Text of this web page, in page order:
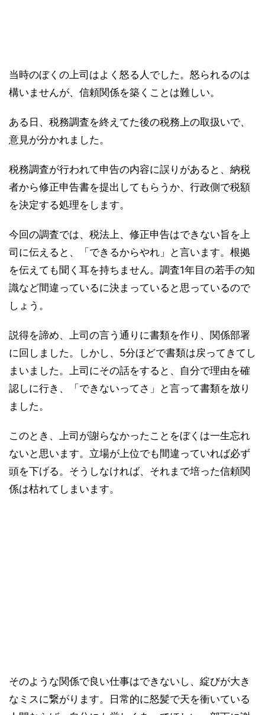
当時のぼくの上司はよく怒る人でした。怒られるのは
構いませんが、信頼関係を築くことは難しい。
ある日、税務調査を終えてた後の税務上の取扱いで、
意見が分かれました。
税務調査が行われて申告の内容に誤りがあると、納税
者から修正申告書を提出してもらうか、行政側で税額
を決定する処理をします。
今回の調査では、税法上、修正申告はできない旨を上
司に伝えると、「できるからやれ」と言います。根拠
を伝えても聞く耳を持ちません。調査1年目の若手の知
識など間違っているに決まっていると思っているので
しょう。
説得を諦め、上司の言う通りに書類を作り、関係部署
に回しました。しかし、5分ほどで書類は戻ってきてし
まいました。上司にその話をすると、自分で理由を確
認しに行き、「できないってさ」と言って書類を放り
ました。
このとき、上司が謝らなかったことをぼくは一生忘れ
ないと思います。立場が上位でも間違っていれば必ず
頭を下げる。そうしなければ、それまで培った信頼関
係は枯れてしまいます。
そのような関係で良い仕事はできないし、綻びが大き
なミスに繋がります。日常的に怒髪で天を衝いている